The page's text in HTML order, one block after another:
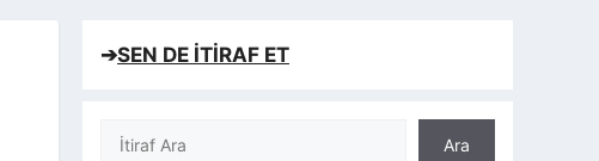
➔SEN DE İTİRAF ET
Ara
Ara